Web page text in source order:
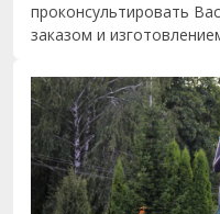
проконсультировать
заказом и